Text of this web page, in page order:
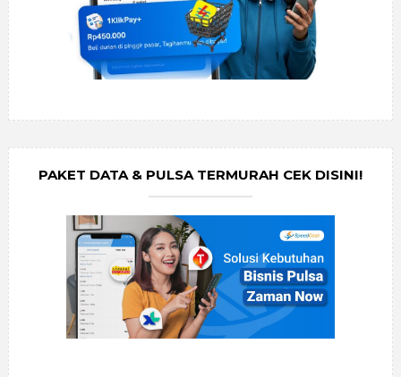
PAKET DATA & PULSA TERMURAH CEK DISINI!